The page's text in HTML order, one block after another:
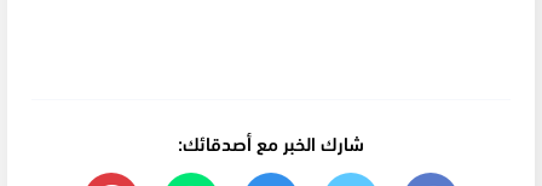
شارك الخبر مع أصدقائك: